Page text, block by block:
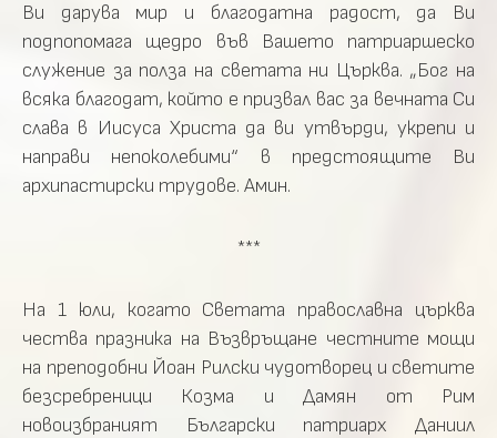
Ви дарува мир и благодатна радост, да Ви
подпопомага щедро във Вашето патриаршеско
служение за полза на светата ни Църква. „Бог на
всяка благодат, който е призвал вас за вечната Си
слава в Иисуса Христа да ви утвърди, укрепи и
направи непоколебими“ в предстоящите Ви
архипастирски трудове. Амин.
***
На 1 юли, когато Светата православна църква
чества празника на Възвръщане честните мощи
на преподобни Йоан Рилски чудотворец и светите
безсребреници Козма и Дамян от Рим
новоизбраният Български патриарх Даниил